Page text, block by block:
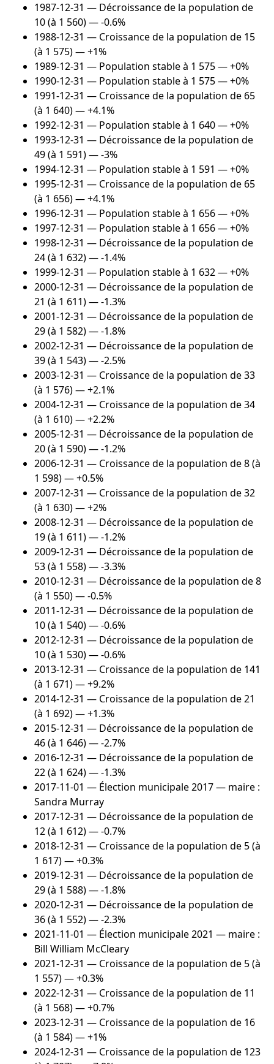
1987-12-31 — Décroissance de la population de
10 (à 1 560) — -0.6%
1988-12-31 — Croissance de la population de 15
(à 1 575) — +1%
1989-12-31 — Population stable à 1 575 — +0%
1990-12-31 — Population stable à 1 575 — +0%
1991-12-31 — Croissance de la population de 65
(à 1 640) — +4.1%
1992-12-31 — Population stable à 1 640 — +0%
1993-12-31 — Décroissance de la population de
49 (à 1 591) — -3%
1994-12-31 — Population stable à 1 591 — +0%
1995-12-31 — Croissance de la population de 65
(à 1 656) — +4.1%
1996-12-31 — Population stable à 1 656 — +0%
1997-12-31 — Population stable à 1 656 — +0%
1998-12-31 — Décroissance de la population de
24 (à 1 632) — -1.4%
1999-12-31 — Population stable à 1 632 — +0%
2000-12-31 — Décroissance de la population de
21 (à 1 611) — -1.3%
2001-12-31 — Décroissance de la population de
29 (à 1 582) — -1.8%
2002-12-31 — Décroissance de la population de
39 (à 1 543) — -2.5%
2003-12-31 — Croissance de la population de 33
(à 1 576) — +2.1%
2004-12-31 — Croissance de la population de 34
(à 1 610) — +2.2%
2005-12-31 — Décroissance de la population de
20 (à 1 590) — -1.2%
2006-12-31 — Croissance de la population de 8 (à
1 598) — +0.5%
2007-12-31 — Croissance de la population de 32
(à 1 630) — +2%
2008-12-31 — Décroissance de la population de
19 (à 1 611) — -1.2%
2009-12-31 — Décroissance de la population de
53 (à 1 558) — -3.3%
2010-12-31 — Décroissance de la population de 8
(à 1 550) — -0.5%
2011-12-31 — Décroissance de la population de
10 (à 1 540) — -0.6%
2012-12-31 — Décroissance de la population de
10 (à 1 530) — -0.6%
2013-12-31 — Croissance de la population de 141
(à 1 671) — +9.2%
2014-12-31 — Croissance de la population de 21
(à 1 692) — +1.3%
2015-12-31 — Décroissance de la population de
46 (à 1 646) — -2.7%
2016-12-31 — Décroissance de la population de
22 (à 1 624) — -1.3%
2017-11-01 — Élection municipale 2017 — maire :
Sandra Murray
2017-12-31 — Décroissance de la population de
12 (à 1 612) — -0.7%
2018-12-31 — Croissance de la population de 5 (à
1 617) — +0.3%
2019-12-31 — Décroissance de la population de
29 (à 1 588) — -1.8%
2020-12-31 — Décroissance de la population de
36 (à 1 552) — -2.3%
2021-11-01 — Élection municipale 2021 — maire :
Bill William McCleary
2021-12-31 — Croissance de la population de 5 (à
1 557) — +0.3%
2022-12-31 — Croissance de la population de 11
(à 1 568) — +0.7%
2023-12-31 — Croissance de la population de 16
(à 1 584) — +1%
2024-12-31 — Croissance de la population de 123